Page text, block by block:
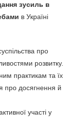
зусиль в
в Україні
про
розвитку.
практикам та їх
про досягнення й
участі у